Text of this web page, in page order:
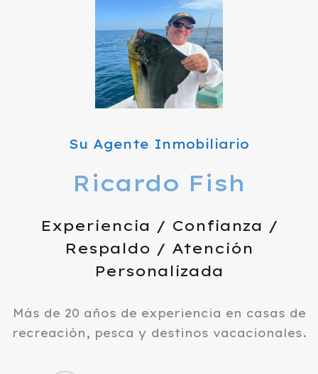
Su Agente Inmobiliario
Ricardo Fish
Experiencia / Confianza /
Respaldo / Atención
Personalizada
Más de 20 años de experiencia en casas de
recreación, pesca y destinos vacacionales.